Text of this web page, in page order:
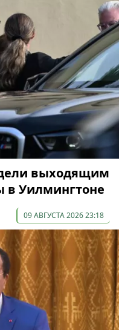
выходящим
в Уилмингтоне
09 АВГУСТА 2026 23:18